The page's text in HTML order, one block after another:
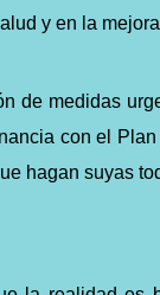
y en la
de medidas
con el
hagan suyas